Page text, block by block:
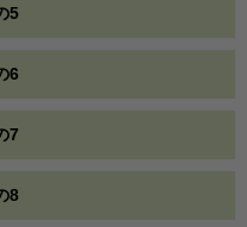
5
6
7
8